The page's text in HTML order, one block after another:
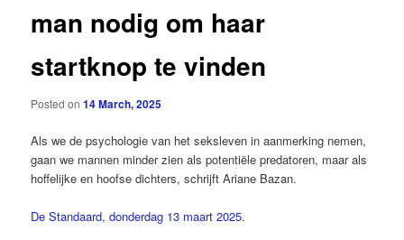
man nodig om haar
startknop te vinden
Posted on14 March, 2025
Als we de psychologie van het seksleven in aanmerking nemen,
gaan we mannen minder zien als potentiële predatoren, maar als
hoffelijke en hoofse dichters, schrijft Ariane Bazan.
De Standaard, donderdag 13 maart 2025.